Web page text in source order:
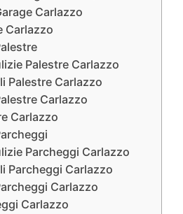
Carlazzo
Carlazzo
Palestre Carlazzo
Palestre Carlazzo
Carlazzo
Carlazzo
Parcheggi Carlazzo
Parcheggi Carlazzo
Carlazzo
Carlazzo